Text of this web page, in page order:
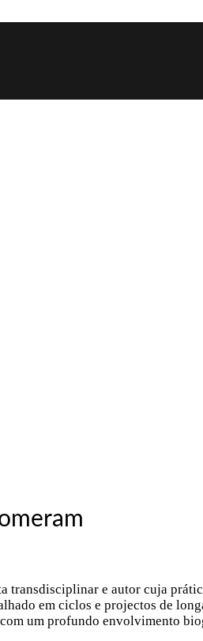
transdisciplinar e autor cuja
em ciclos e projectos de
um profundo envolvimento